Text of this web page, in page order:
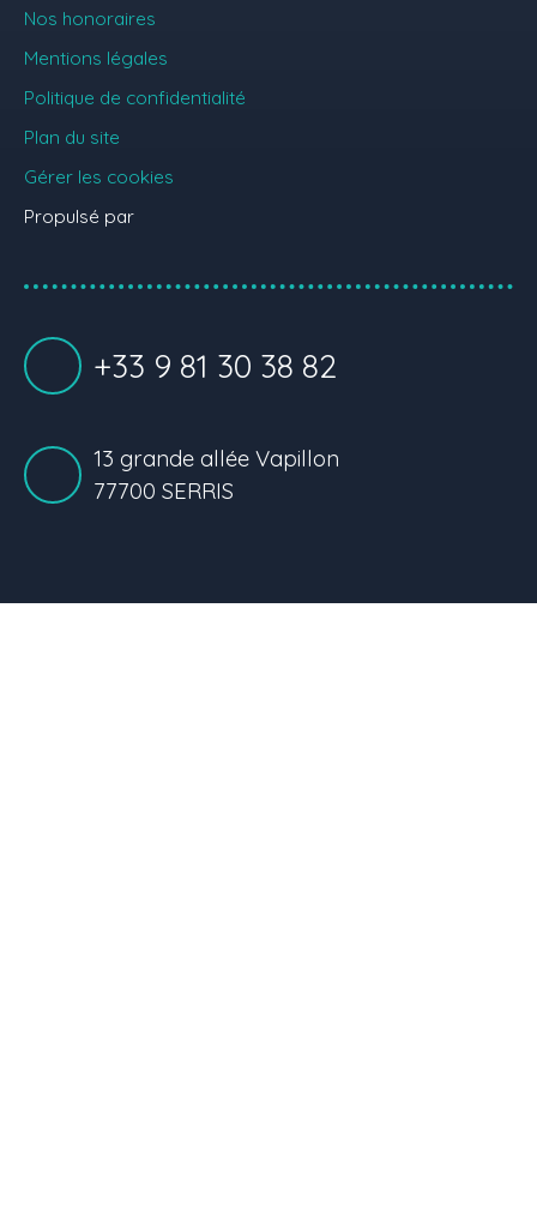
Nos honoraires
Mentions légales
Politique de confidentialité
Plan du site
Gérer les cookies
Propulsé par
+33 9 81 30 38 82
13 grande allée Vapillon
77700 SERRIS